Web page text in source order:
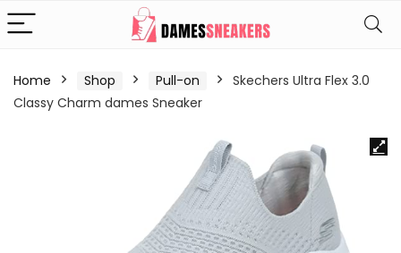
Home Shop Pull-on
Skechers Ultra Flex 3.0
Classy Charm dames Sneaker